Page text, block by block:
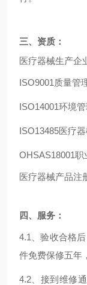
三、资质：
医疗器械生产企
ISO9001 质量管
ISO14001环境
ISO13485医疗
OHSAS18001职
医疗器械产品注
四、服务：
4.1 、验收合格
件免费保修五年
4.2 、接到维修